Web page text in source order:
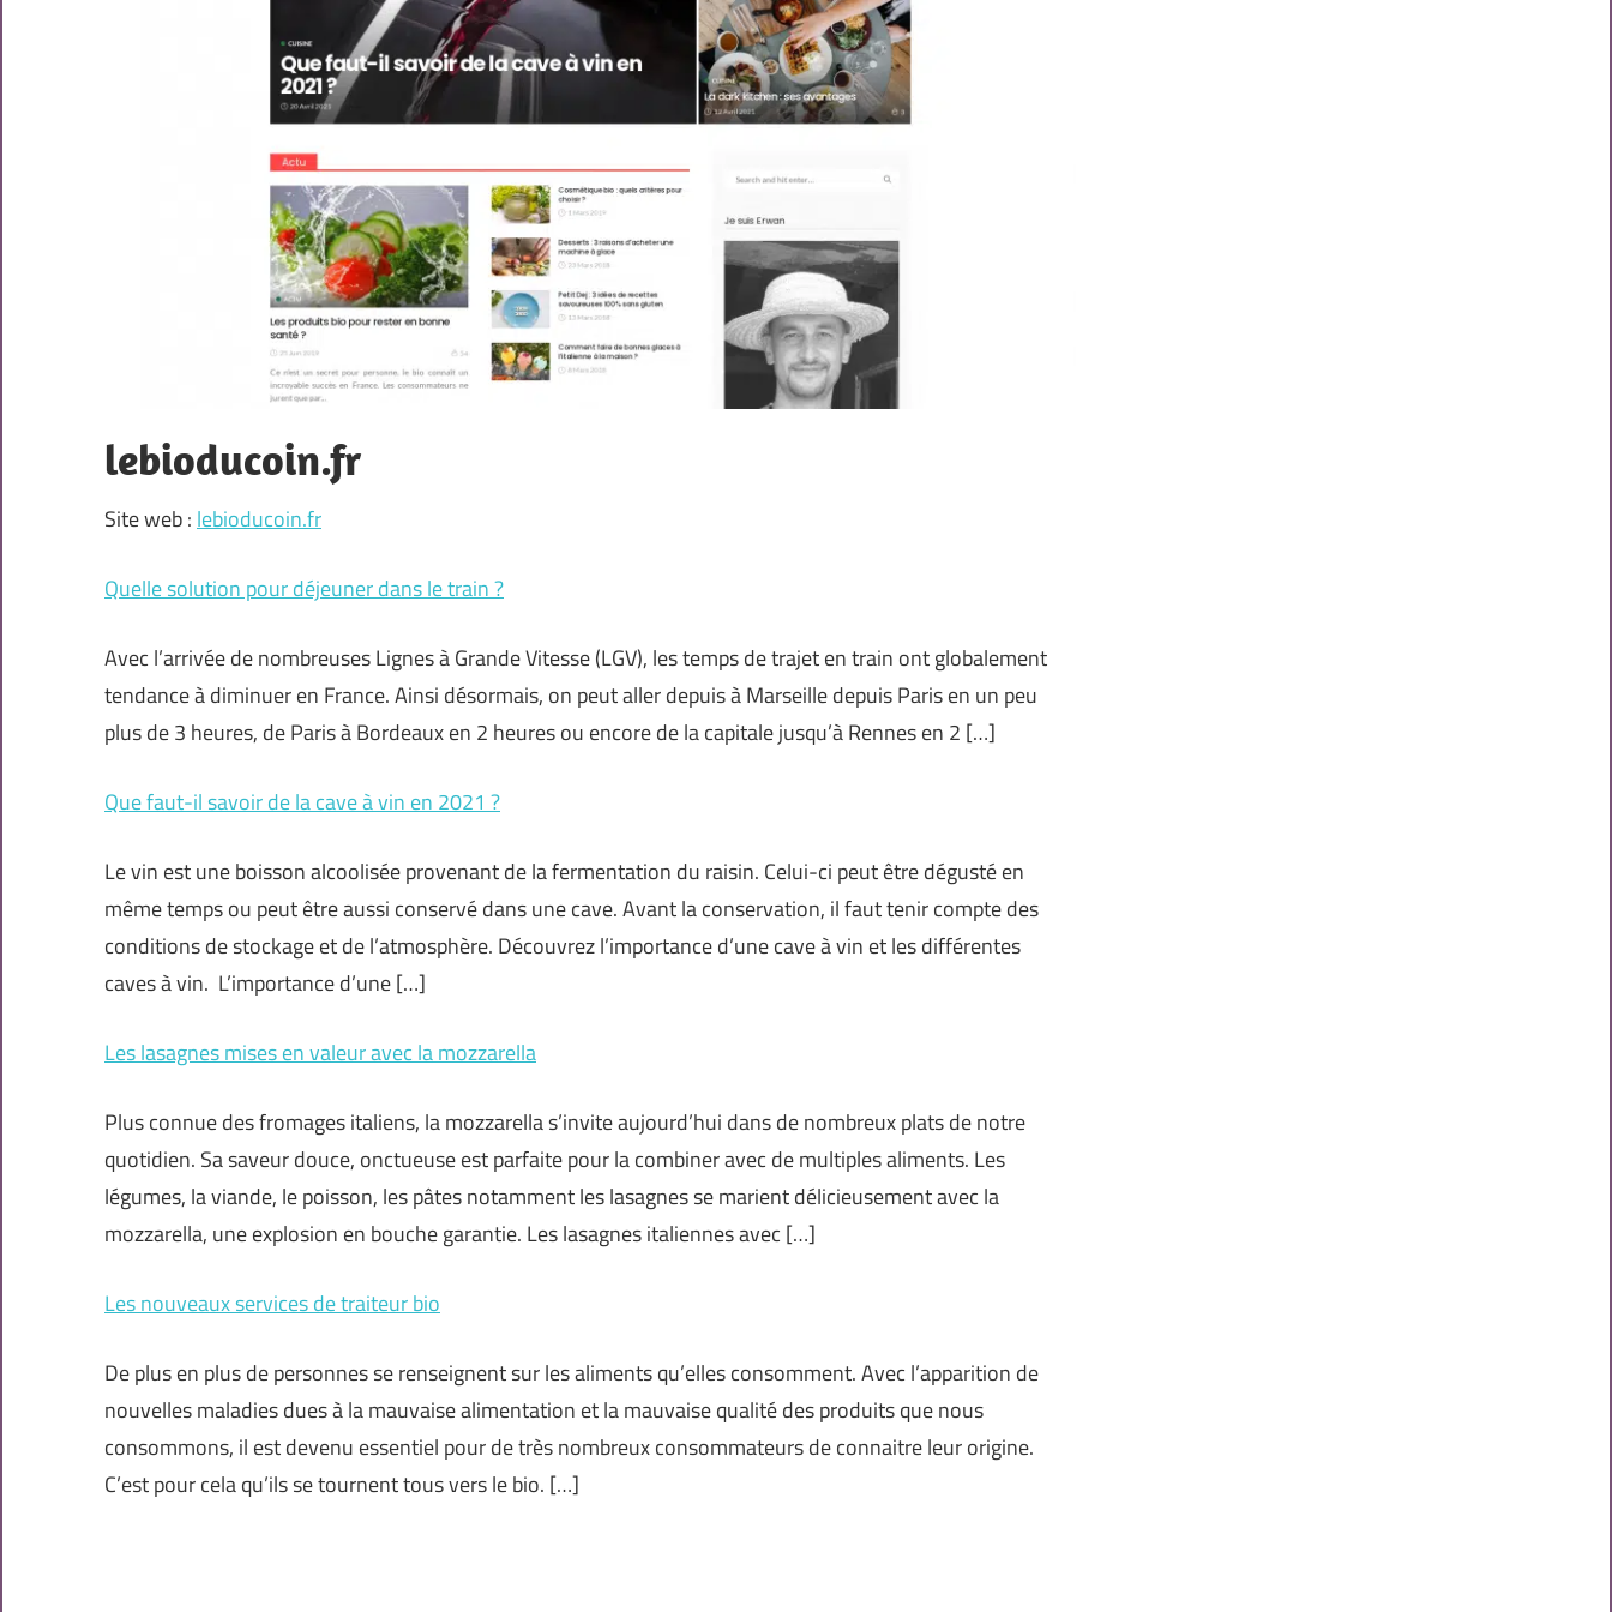
lebioducoin.fr
Site web : lebioducoin.fr
Quelle solution pour déjeuner dans le train ?
Avec l’arrivée de nombreuses Lignes à Grande Vitesse (LGV), les temps de trajet en train ont globalement
tendance à diminuer en France. Ainsi désormais, on peut aller depuis à Marseille depuis Paris en un peu
plus de 3 heures, de Paris à Bordeaux en 2 heures ou encore de la capitale jusqu’à Rennes en 2 […]
Que faut-il savoir de la cave à vin en 2021 ?
Le vin est une boisson alcoolisée provenant de la fermentation du raisin. Celui-ci peut être dégusté en
même temps ou peut être aussi conservé dans une cave. Avant la conservation, il faut tenir compte des
conditions de stockage et de l’atmosphère. Découvrez l’importance d’une cave à vin et les différentes
caves à vin. L’importance d’une […]
Les lasagnes mises en valeur avec la mozzarella
Plus connue des fromages italiens, la mozzarella s’invite aujourd’hui dans de nombreux plats de notre
quotidien. Sa saveur douce, onctueuse est parfaite pour la combiner avec de multiples aliments. Les
légumes, la viande, le poisson, les pâtes notamment les lasagnes se marient délicieusement avec la
mozzarella, une explosion en bouche garantie. Les lasagnes italiennes avec […]
Les nouveaux services de traiteur bio
De plus en plus de personnes se renseignent sur les aliments qu’elles consomment. Avec l’apparition de
nouvelles maladies dues à la mauvaise alimentation et la mauvaise qualité des produits que nous
consommons, il est devenu essentiel pour de très nombreux consommateurs de connaitre leur origine.
C’est pour cela qu’ils se tournent tous vers le bio. […]